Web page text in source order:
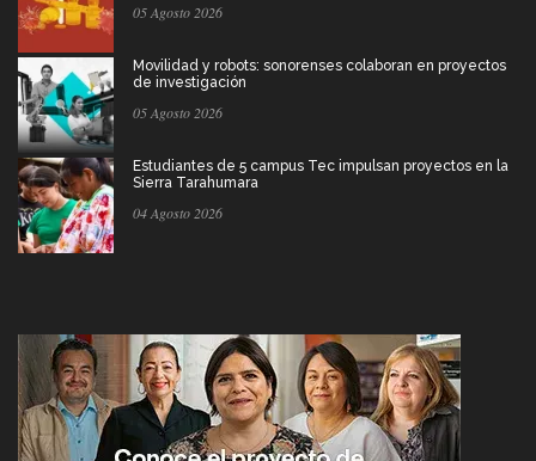
05 Agosto 2026
Movilidad y robots: sonorenses colaboran en proyectos
de investigación
05 Agosto 2026
Estudiantes de 5 campus Tec impulsan proyectos en la
Sierra Tarahumara
04 Agosto 2026